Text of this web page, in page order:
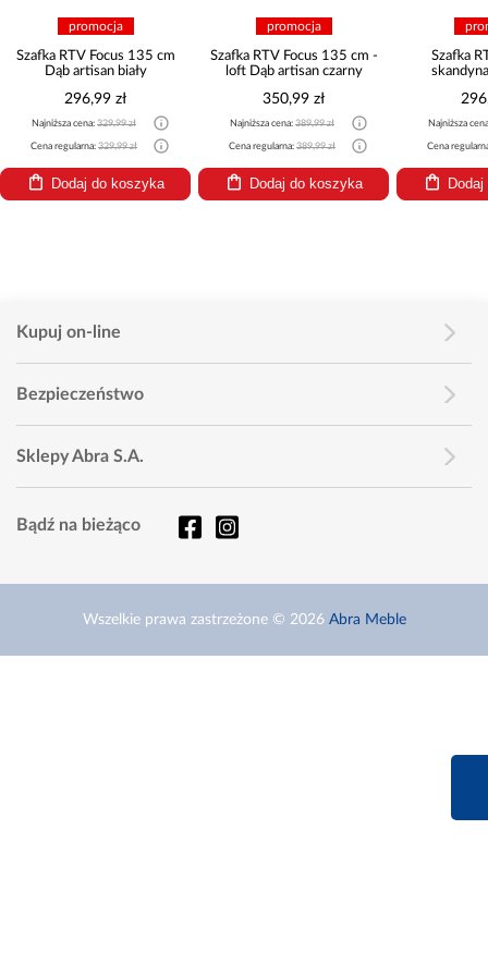
promocja
Szafka RTV Focus 135 cm
Dąb artisan biały
296,99 zł
Najniższa cena: 329,99 zł
Cena regularna: 329,99 zł
Dodaj do koszyka
promocja
Szafka RTV Focus 135 cm -
loft Dąb artisan czarny
350,99 zł
Najniższa cena: 389,99 zł
Cena regularna: 389,99 zł
Dodaj do koszyka
Szafka
Najniższa
Cena
Kupuj on-line
Bezpieczeństwo
Sklepy Abra S.A.
Bądź na bieżąco
Wszelkie prawa zastrzeżone © 2026 Abra Meble